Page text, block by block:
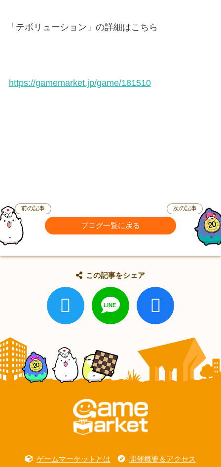
「テボリューション」の詳細はこちら
https://gamemarket.jp/game/181510
前の記事
ブログ一覧に戻る
次の記事
この記事をシェア
ゲームマーケットとは 開催概要＆アクセス